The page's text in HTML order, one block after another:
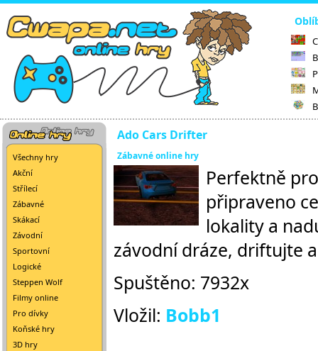
Všechny hry
Akční
Střílecí
Zábavné
Skákací
Závodní
Sportovní
Logické
Steppen Wolf
Filmy online
Pro dívky
Koňské hry
3D hry
Ado Cars Drifter
Zábavné online hry
Perfektně
připraveno
lokality a
závodní dráze, driftujte
Spuštěno: 7932x
Vložil: Bobb1